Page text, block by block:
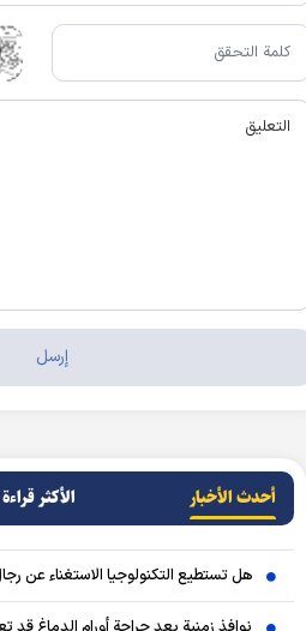
أحدث الأخبار الأکثر قراءة
هل تستطيع التكنولوجيا الاستغناء عن